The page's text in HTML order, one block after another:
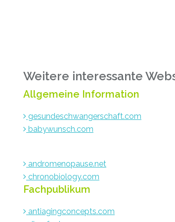
Weitere interessante
Allgemeine Information
gesundeschwangerschaft.com
babywunsch.com
andromenopause.net
chronobiology.com
Fachpublikum
antiagingconcepts.com